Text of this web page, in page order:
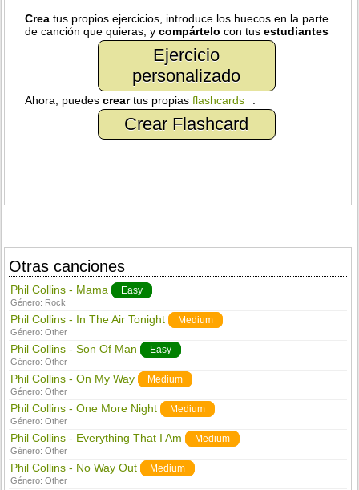
Crea tus propios ejercicios, introduce los huecos en la parte
de canción que quieras, ycompártelo con tusestudiantes
Ejercicio
personalizado
Ahora, puedescreartus propiasflashcards .
Crear Flashcard
Otras canciones
Phil Collins - Mama Easy
Género: Rock
Phil Collins - In The Air Tonight Medium
Género:Other
Phil Collins - Son Of Man Easy
Género:Other
Phil Collins - On My Way Medium
Género:Other
Phil Collins - One More Night Medium
Género:Other
Phil Collins - Everything That I Am Medium
Género:Other
Phil Collins - No Way Out Medium
Género:Other